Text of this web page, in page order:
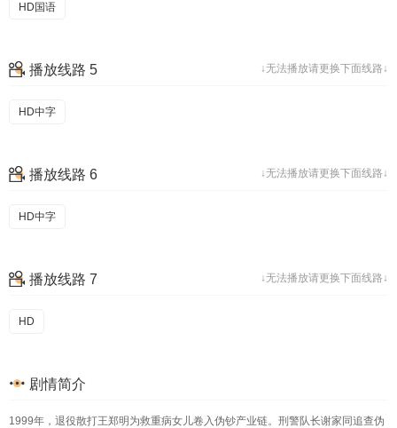
HD国语
↓无法播放请更换下面线路↓
播放线路 5
HD中字
↓无法播放请更换下面线路↓
播放线路 6
HD中字
↓无法播放请更换下面线路↓
播放线路 7
HD
剧情简介
1999年，退役散打王郑明为救重病女儿卷入伪钞产业链。刑警队长谢家同追查伪